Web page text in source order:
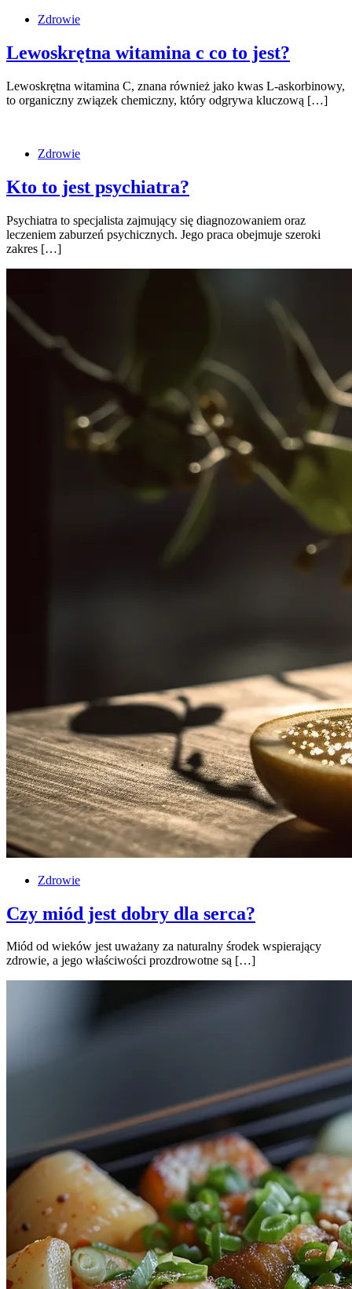
Zdrowie
Lewoskrętna witamina c co to jest?
Lewoskrętna witamina C, znana również jako kwas L-askorbinowy,
to organiczny związek chemiczny, który odgrywa kluczową […]
Zdrowie
Kto to jest psychiatra?
Psychiatra to specjalista zajmujący się diagnozowaniem oraz
leczeniem zaburzeń psychicznych. Jego praca obejmuje szeroki
zakres […]
Zdrowie
Czy miód jest dobry dla serca?
Miód od wieków jest uważany za naturalny środek wspierający
zdrowie, a jego właściwości prozdrowotne są […]